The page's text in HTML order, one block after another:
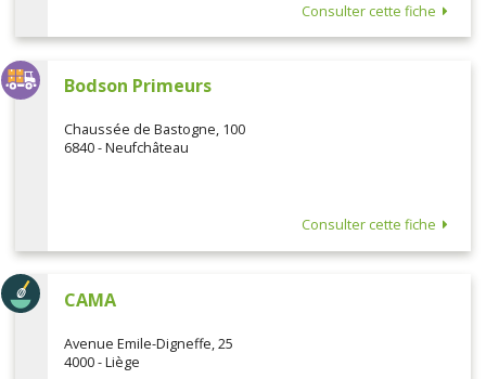
Consulter cette fiche
Bodson Primeurs
Chaussée de Bastogne, 100
6840 - Neufchâteau
Consulter cette fiche
CAMA
Avenue Emile-Digneffe, 25
4000 - Liège